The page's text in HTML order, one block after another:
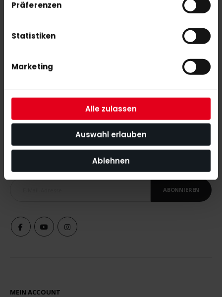
Präferenzen
Statistiken
Marketing
Alle zulassen
Auswahl erlauben
Ablehnen
adidas THC RW Bergisch Gladbach Trikot Herren white
NEWSLETTER ANMELDUNG
Mit unserem Newsletter seid ihr immer auf den neuesten Stand
was News, Tipps und Rabattaktionen rund um unseren Shop
ABONNIEREN
MEIN ACCOUNT